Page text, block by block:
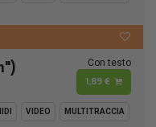
Con testo
1,89 €
VIDEO MULTITRACCIA